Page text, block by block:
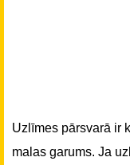
Uzlīmes pārsvarā ir
malas garums. Ja